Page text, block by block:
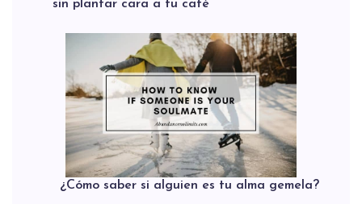
sin plantar cara a tu café
¿Cómo saber si alguien es tu alma gemela?